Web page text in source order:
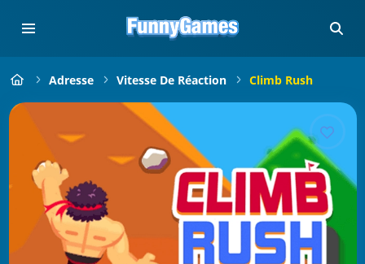
Adresse Vitesse De Réaction Climb Rush